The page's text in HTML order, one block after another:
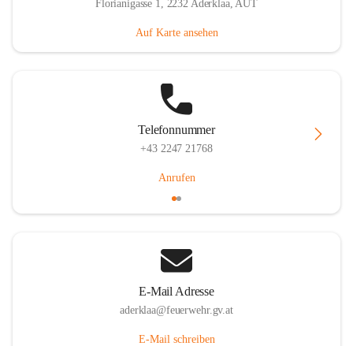
Florianigasse 1, 2232 Aderklaa, AUT
Auf Karte ansehen
Telefonnummer
+43 2247 21768
Anrufen
E-Mail Adresse
aderklaa@feuerwehr.gv.at
E-Mail schreiben